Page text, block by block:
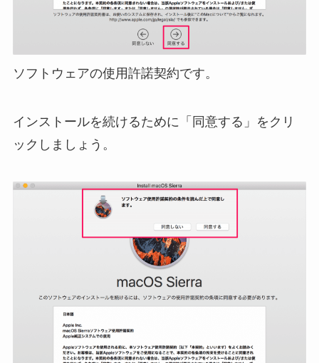
ソフトウェアの使用許諾契約です。
インストールを続けるために「同意する」をクリ
ックしましょう。